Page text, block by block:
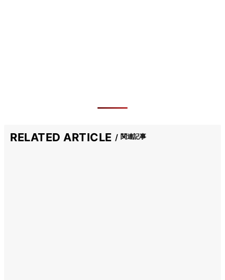
RELATED ARTICLE 関連記事